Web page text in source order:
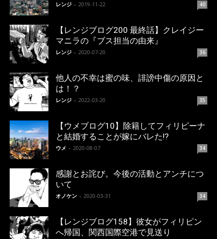
レンジ - 2019-11-22 40
【レンジブログ200 最終話】クレイジー
マニラの『ブス担当の由来』
レンジ - 2020-07-20 36
他人の不幸は蜜の味、誹謗中傷の原因と
は！？
レンジ - 2022-03-20 35
【ウメブログ10】除籍してフィリピーナ
と結婚することが嫁にバレた!?
ウメ - 2020-08-07 34
感謝とお詫び。今後の活動とアンチにつ
いて
オノケン - 2020-03-31 34
【レンジブログ158】彼女がフィリピン
へ帰国、関西国際空港で見送り